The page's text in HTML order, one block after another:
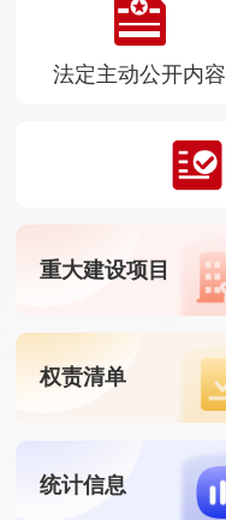
法定主动公开内容
重大建设项目
权责清单
统计信息